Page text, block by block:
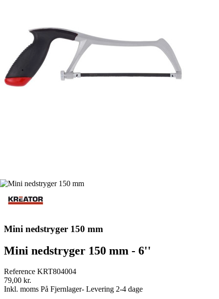
Mini nedstryger 150 mm
Mini nedstryger 150 mm - 6''
Reference KRT804004
79,00 kr.
Inkl. moms På Fjernlager- Levering 2-4 dage